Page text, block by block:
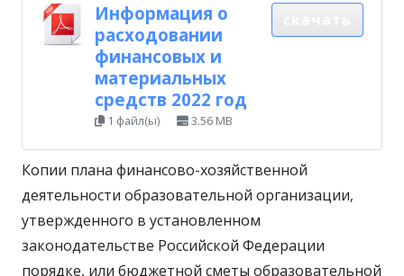
Информация о
расходовании
финансовых и
материальных
средств 2022 год
1 файл(ы) 3.56 MB
Копии плана финансово-хозяйственной
деятельности образовательной организации,
утвержденного в установленном
законодательстве Российской Федерации
порядке, или бюджетной сметы образовательной